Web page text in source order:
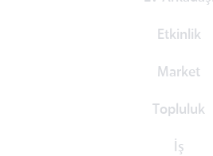
Etkinlik
Market
Topluluk
İş